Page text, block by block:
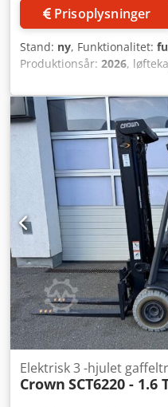
Prisoplysninger
Stand: ny, Funktionalitet:
Produktionsår: 2026,
mm, tomvægt:160 kg,
Elektro
,
Lastens tyngdepunkt: 600
Dæk foran, størrelse:
Ny Dæk bag, tilstand: Ny
Batteriproducent: VForce
Lithium-ion Batteri,
Ny Beskrivelse: KLAR TIL
muligheder:
48V / 9,8Ah, 14,7Ah,
adgangskontrol (tastatur
opbevaringstaske.
Elektrisk 3 -hjulet
Crown SCT6220 - 1.6